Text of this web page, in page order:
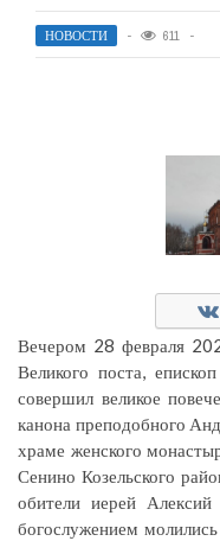
НОВОСТИ 611
Вечером 28 февраля
Великого поста,
совершил великое
канона преподобного
храме женского
Сенино Козельского
обители иерей
богослужением